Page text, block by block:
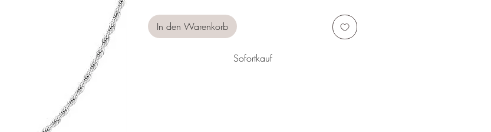
In den Warenkorb
Sofortkauf